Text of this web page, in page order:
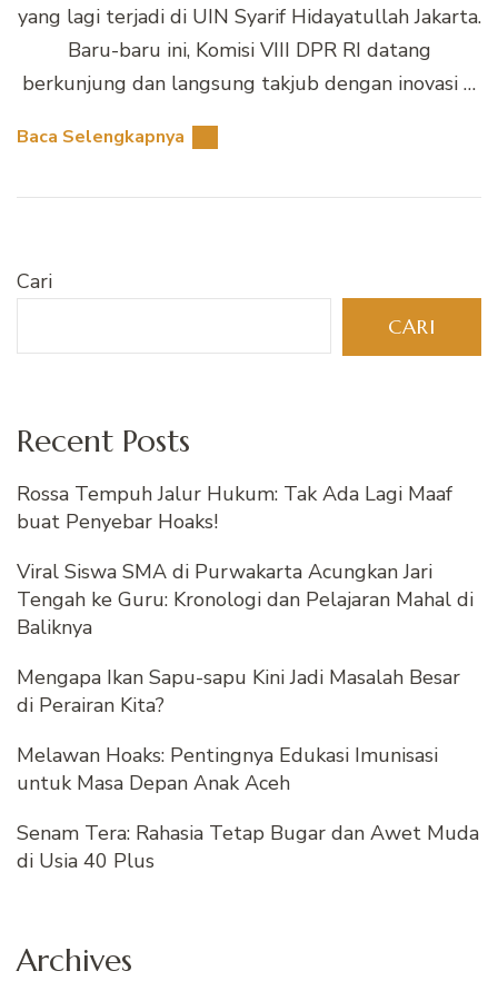
yang lagi terjadi di UIN Syarif Hidayatullah Jakarta.
Baru-baru ini, Komisi VIII DPR RI datang
berkunjung dan langsung takjub dengan inovasi …
Baca Selengkapnya
Cari
CARI
Recent Posts
Rossa Tempuh Jalur Hukum: Tak Ada Lagi Maaf
buat Penyebar Hoaks!
Viral Siswa SMA di Purwakarta Acungkan Jari
Tengah ke Guru: Kronologi dan Pelajaran Mahal di
Baliknya
Mengapa Ikan Sapu-sapu Kini Jadi Masalah Besar
di Perairan Kita?
Melawan Hoaks: Pentingnya Edukasi Imunisasi
untuk Masa Depan Anak Aceh
Senam Tera: Rahasia Tetap Bugar dan Awet Muda
di Usia 40 Plus
Archives